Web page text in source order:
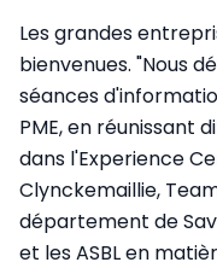
Les grandes
bienvenues. "Nous
séances
PME, en réunissant
dans l'Experience
Clynckemaillie,
département de
et les ASBL en